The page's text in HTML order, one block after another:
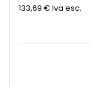
133,69 € Iva esc.